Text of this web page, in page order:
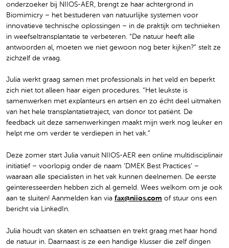
onderzoeker bij NIIOS-AER, brengt ze haar achtergrond in
Biomimicry – het bestuderen van natuurlijke systemen voor
innovatieve technische oplossingen – in de praktijk om technieken
in weefseltransplantatie te verbeteren. “De natuur heeft alle
antwoorden al, moeten we niet gewoon nog beter kijken?” stelt ze
zichzelf de vraag.
Julia werkt graag samen met professionals in het veld en beperkt
zich niet tot alleen haar eigen procedures. “Het leukste is
samenwerken met explanteurs en artsen en zo écht deel uitmaken
van het hele transplantatietraject, van donor tot patiënt. De
feedback uit deze samenwerkingen maakt mijn werk nog leuker en
helpt me om verder te verdiepen in het vak.”
Deze zomer start Julia vanuit NIIOS-AER een online multidisciplinair
initiatief – voorlopig onder de naam ‘DMEK Best Practices’ –
waaraan alle specialisten in het vak kunnen deelnemen. De eerste
geïnteresseerden hebben zich al gemeld. Wees welkom om je ook
aan te sluiten! Aanmelden kan via fax@niios.com of stuur ons een
bericht via LinkedIn.
Julia houdt van skaten en schaatsen en trekt graag met haar hond
de natuur in. Daarnaast is ze een handige klusser die zelf dingen